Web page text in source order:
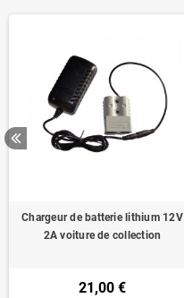
Chargeur de batterie lithium 12V
2A voiture de collection
21,00 €